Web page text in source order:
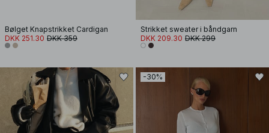
Bølget Knapstrikket Cardigan
DKK 251.30 DKK 359
Strikket sweater i båndgarn
DKK 209.30 DKK 299
-30%